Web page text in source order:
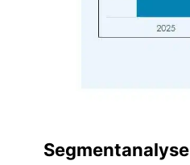
Segmentanalyse